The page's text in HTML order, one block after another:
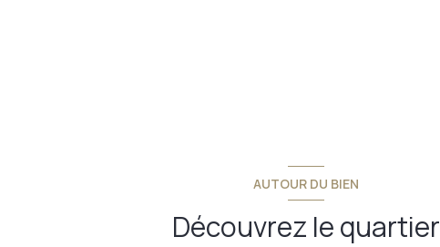
AUTOUR DU BIEN
Découvrez le quartier